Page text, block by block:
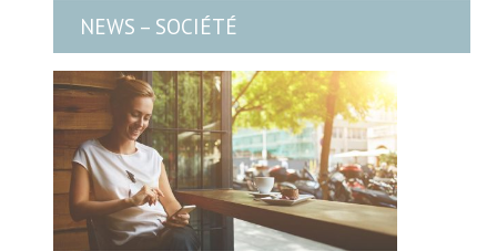
NEWS – SOCIÉTÉ